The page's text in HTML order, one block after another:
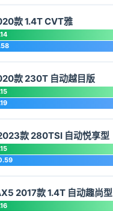
款 1.4T CVT雅
款 230T 自动越目版
款 280TSI 自动悦享型
2017款 1.4T 自动趣尚型